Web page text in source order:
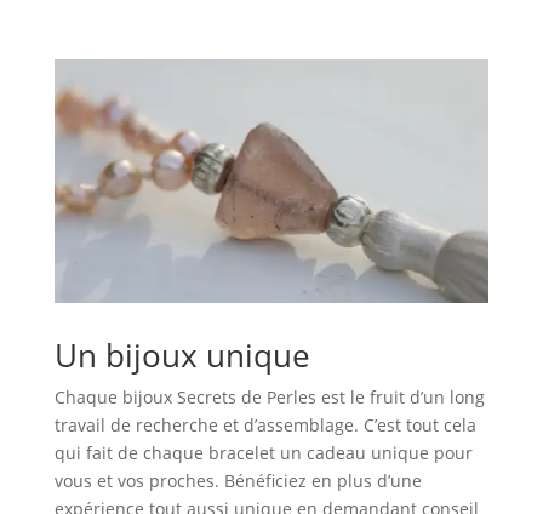
Un bijoux unique
Chaque bijoux Secrets de Perles est le fruit d’un long
travail de recherche et d’assemblage. C’est tout cela
qui fait de chaque bracelet un cadeau unique pour
vous et vos proches. Bénéficiez en plus d’une
expérience tout aussi unique en demandant conseil